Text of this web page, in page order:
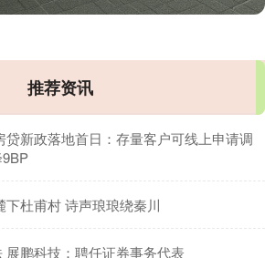
推荐资讯
贷新政落地首日：存量客户可线上申请调
杜甫村 诗声琅琅绕秦川
展鹏科技：聘任证券事务代表